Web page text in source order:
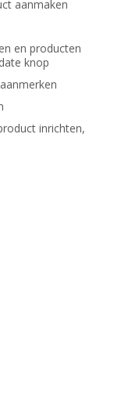
aanmaken
en producten
knop
inrichten,